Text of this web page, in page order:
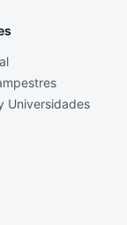
Universidades